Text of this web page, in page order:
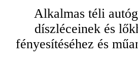
Alkalmas téli
díszléceinek és
fényesítéséhez és